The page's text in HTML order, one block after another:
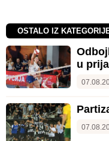
OSTALO IZ
u